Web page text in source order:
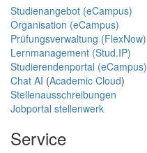
Studienangebot (eCampus)
Organisation (eCampus)
Prüfungsverwaltung (FlexNow)
Lernmanagement (Stud.IP)
Studierendenportal (eCampus)
Chat AI (Academic Cloud)
Stellenausschreibungen
Jobportal stellenwerk
Service